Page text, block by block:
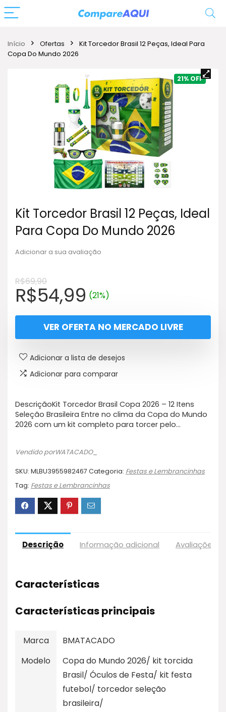
Início Ofertas
Kit Torcedor Brasil 12 Peças, Ideal Para
Copa Do Mundo 2026
21%
Kit Torcedor Brasil 12 Peças, Ideal
Para Copa Do Mundo 2026
Adicionar a sua avaliação
R$69,90
O
preço
original
era:
R$69,90.
R$54,99O
preço
atual
é:
R$54,99.
(21%)
VER OFERTA NO MERCADO LIVRE
Adicionar a lista de desejos
Adicionar para comparar
DescriçãoKit Torcedor Brasil Copa 2026 – 12 Itens
Seleção Brasileira Entre no clima da Copa do Mundo
2026 com um kit completo para torcer pelo…
Vendido porWATACADO_
SKU: MLBU3955982467 Categoria: Festas e Lembrancinhas
Tag: Festas e Lembrancinhas
Descrição Informação adicional Avaliações
Características
Características principais
Marca
BMATACADO
Modelo
Copa do Mundo 2026/ kit torcida
Brasil/ Óculos de Festa/ kit festa
futebol/ torcedor seleção
brasileira/